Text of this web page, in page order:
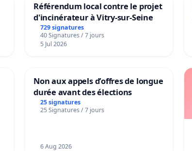
Référendum local contre le projet
d'incinérateur à Vitry-sur-Seine
729 signatures
40 Signatures / 7 jours
5 Jul 2026
Non aux appels d’offres de longue
durée avant des élections
25 signatures
25 Signatures / 7 jours
6 Aug 2026